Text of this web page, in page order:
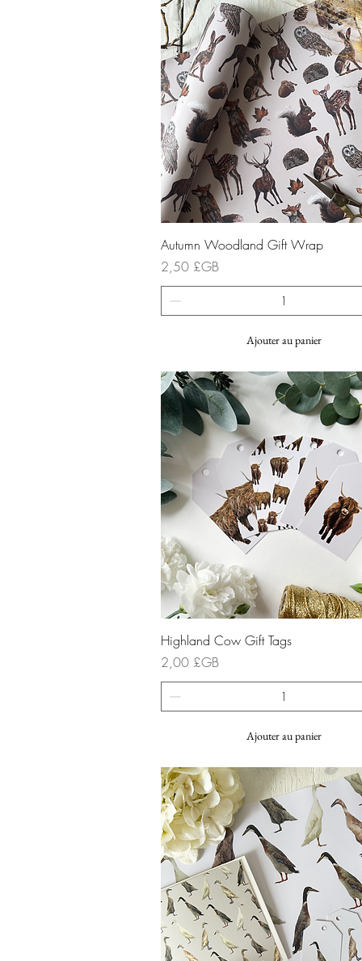
Aperçu rapide
Autumn Woodland Gift Wrap
Prix
2,50 £GB
Ajouter au panier
Aperçu rapide
Highland Cow Gift Tags
Prix
2,00 £GB
Ajouter au panier